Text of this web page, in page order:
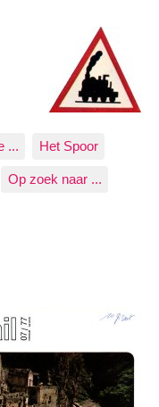
... Het Spoor
Op zoek naar ...